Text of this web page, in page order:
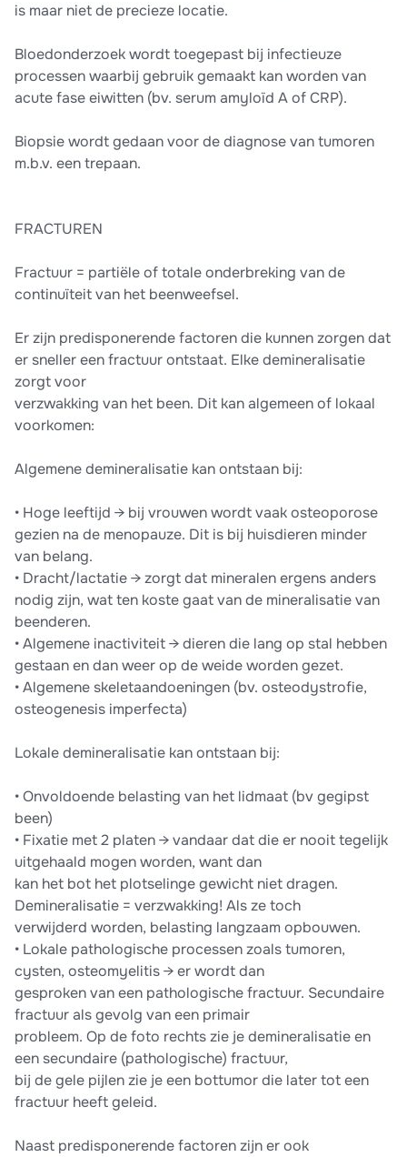
is maar niet de precieze locatie.
Bloedonderzoek wordt toegepast bij infectieuze
processen waarbij gebruik gemaakt kan worden van
acute fase eiwitten (bv. serum amyloïd A of CRP).
Biopsie wordt gedaan voor de diagnose van tumoren
m.b.v. een trepaan.
FRACTUREN
Fractuur = partiële of totale onderbreking van de
continuïteit van het beenweefsel.
Er zijn predisponerende factoren die kunnen zorgen dat
er sneller een fractuur ontstaat. Elke demineralisatie
zorgt voor
verzwakking van het been. Dit kan algemeen of lokaal
voorkomen:
Algemene demineralisatie kan ontstaan bij:
• Hoge leeftijd → bij vrouwen wordt vaak osteoporose
gezien na de menopauze. Dit is bij huisdieren minder
van belang.
• Dracht/lactatie → zorgt dat mineralen ergens anders
nodig zijn, wat ten koste gaat van de mineralisatie van
beenderen.
• Algemene inactiviteit → dieren die lang op stal hebben
gestaan en dan weer op de weide worden gezet.
• Algemene skeletaandoeningen (bv. osteodystrofie,
osteogenesis imperfecta)
Lokale demineralisatie kan ontstaan bij:
• Onvoldoende belasting van het lidmaat (bv gegipst
been)
• Fixatie met 2 platen → vandaar dat die er nooit tegelijk
uitgehaald mogen worden, want dan
kan het bot het plotselinge gewicht niet dragen.
Demineralisatie = verzwakking! Als ze toch
verwijderd worden, belasting langzaam opbouwen.
• Lokale pathologische processen zoals tumoren,
cysten, osteomyelitis → er wordt dan
gesproken van een pathologische fractuur. Secundaire
fractuur als gevolg van een primair
probleem. Op de foto rechts zie je demineralisatie en
een secundaire (pathologische) fractuur,
bij de gele pijlen zie je een bottumor die later tot een
fractuur heeft geleid.
Naast predisponerende factoren zijn er ook